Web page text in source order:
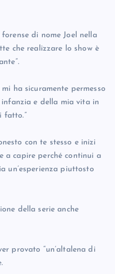
di nome Joel nella
che realizzare lo show è
ha sicuramente permesso
e della mia vita in
fatto.”
con te stesso e inizi
a capire perché continui a
un’esperienza piuttosto
della serie anche
provato “un’altalena di